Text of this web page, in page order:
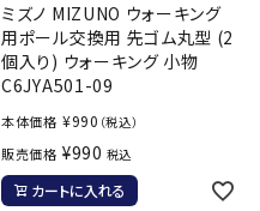
ミズノ MIZUNO ウォーキング
用ポール交換用 先ゴム丸型 (2
個入り) ウォーキング 小物
C6JYA501-09
本体価格 ¥990 （税込）
販売価格 ¥990 税込
カートに入れる